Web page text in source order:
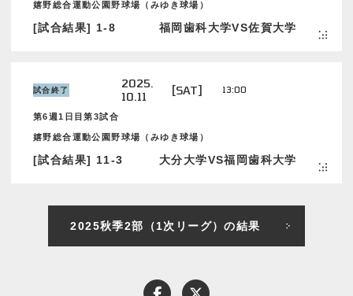
嬉野総合運動公園野球場（みゆき球場）
[試合結果] 1-8 福岡歯科大学VS佐賀大学
試合終了
2025.
10.11
[SAT] 13:00
第6週1日目第3試合
嬉野総合運動公園野球場（みゆき球場）
[試合結果] 11-3 大分大学VS福岡歯科大学
2025秋季2部（1次リーグ）の結果